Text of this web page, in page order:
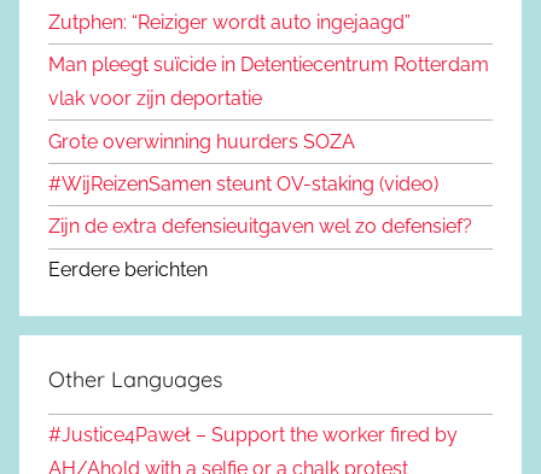
Zutphen: “Reiziger wordt auto ingejaagd”
Man pleegt suïcide in Detentiecentrum Rotterdam
vlak voor zijn deportatie
Grote overwinning huurders SOZA
#WijReizenSamen steunt OV-staking (video)
Zijn de extra defensieuitgaven wel zo defensief?
Eerdere berichten
Other Languages
#Justice4Paweł – Support the worker fired by
AH/Ahold with a selfie or a chalk protest